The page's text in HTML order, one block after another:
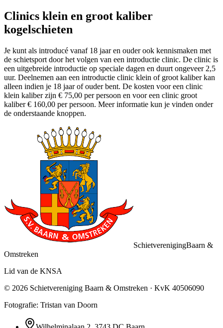
Clinics klein en groot kaliber
kogelschieten
Je kunt als introducé vanaf 18 jaar en ouder ook kennismaken met
de schietsport door het volgen van een introductie clinic. De clinic is
een uitgebreide introductie op speciale dagen en duurt ongeveer 2,5
uur. Deelnemen aan een introductie clinic klein of groot kaliber kan
alleen indien je 18 jaar of ouder bent. De kosten voor een clinic
klein kaliber zijn € 75,00 per persoon en voor een clinic groot
kaliber € 160,00 per persoon. Meer informatie kun je vinden onder
de onderstaande knoppen.
SchietverenigingBaarn &
Omstreken
Lid van de KNSA
© 2026 Schietvereniging Baarn & Omstreken · KvK 40506090
Fotografie: Tristan van Doorn